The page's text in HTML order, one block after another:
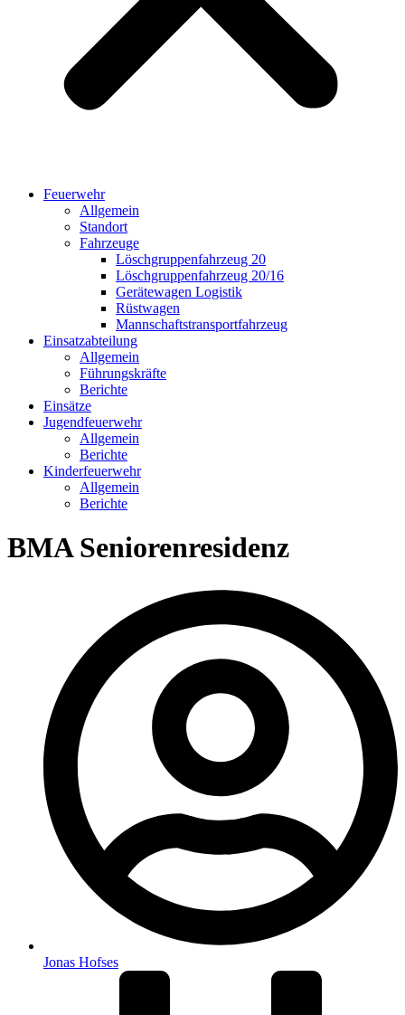
Feuerwehr
Allgemein
Standort
Fahrzeuge
Löschgruppen­fahrzeug 20
Lösch­gruppen­fahrzeug 20/16
Geräte­wagen Logistik
Rüst­wagen
Mannschafts­transportfahrzeug
Einsatz­abteilung
Allgemein
Führungs­kräfte
Berichte
Einsätze
Jugend­feuerwehr
Allgemein
Berichte
Kinder­feuerwehr
Allgemein
Berichte
BMA Seniorenresidenz
Jonas Hofses